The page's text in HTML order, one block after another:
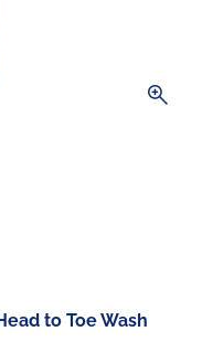
zoom_in
to Toe Wash